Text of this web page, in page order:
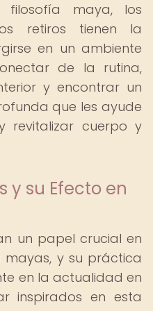
maya, los
retiros tienen la
en un ambiente
de la rutina,
y encontrar un
que les ayude
revitalizar cuerpo y
y su Efecto en
un papel crucial en
y su práctica
en la actualidad en
inspirados en esta